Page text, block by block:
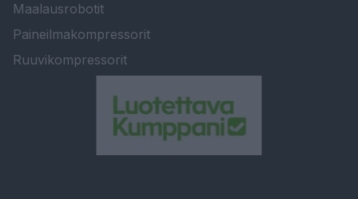
Maalausrobotit
Paineilmakompressorit
Ruuvikompressorit